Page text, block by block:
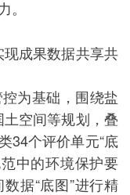
成果数据共享共
为基础，围绕盐
空间等规划，叠
34个评价单元“底
中的环境保护要
据“底图”进行精